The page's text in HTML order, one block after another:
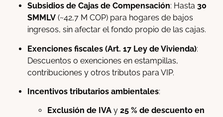
Subsidios de Cajas de Compensación: Hasta 30
SMMLV (~42,7 M COP) para hogares de bajos
ingresos, sin afectar el fondo propio de las cajas.
Exenciones fiscales (Art. 17 Ley de Vivienda):
Descuentos o exenciones en estampillas,
contribuciones y otros tributos para VIP.
Incentivos tributarios ambientales:
Exclusión de IVA y 25 % de descuento en